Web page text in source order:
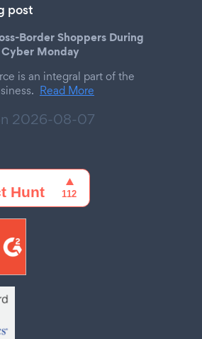
post
Border Shoppers During
Monday
is an integral part of the
Read More
2026-08-07